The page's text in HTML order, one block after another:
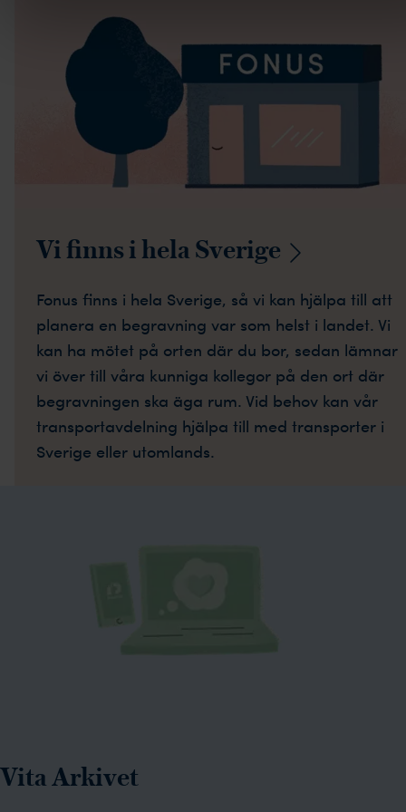
Vi finns i helaSverige
Fonus finns i hela Sverige, så vi kan hjälpa till att
planera en begravning var som helst i landet. Vi
kan ha mötet på orten där du bor, sedan lämnar
vi över till våra kunniga kollegor på den ort där
begravningen ska äga rum. Vid behov kan vår
transportavdelning hjälpa till med transporter i
Sverige eller utomlands.
Vita Arkivet